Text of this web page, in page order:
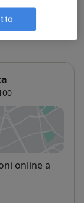
sull'equilibrio
3
nuova scheda
online a